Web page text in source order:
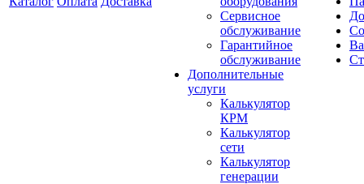
Сервисное
обслуживание
Гарантийное
обслуживание
Дополнительные
услуги
Калькулятор
КРМ
Калькулятор
сети
Калькулятор
генерации